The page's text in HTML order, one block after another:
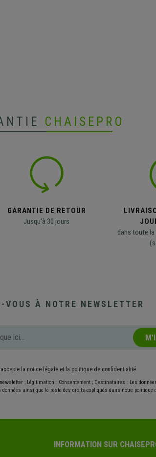
CHAISEPRO
GARANTIE DE RETOUR
Jusqu'à 30 jours
dans toute
VOUS À NOTRE NEWSLETTER
la notice légale et la politique de confidentialité
; Légitimation : Consentement ; Destinataires : Les
ainsi que le reste des droits expliqués dans notre politique
INFORMATION SUR